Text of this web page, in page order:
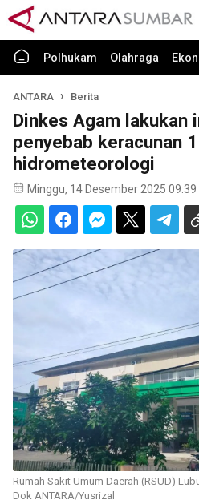
Polhukam Olahraga
ANTARA Berita
Dinkes Agam lakukan
penyebab keracunan
hidrometeorologi
Minggu, 14 Desember 2025 09:39
Rumah Sakit Umum Daerah (RSUD)
Dok ANTARA/Yusrizal